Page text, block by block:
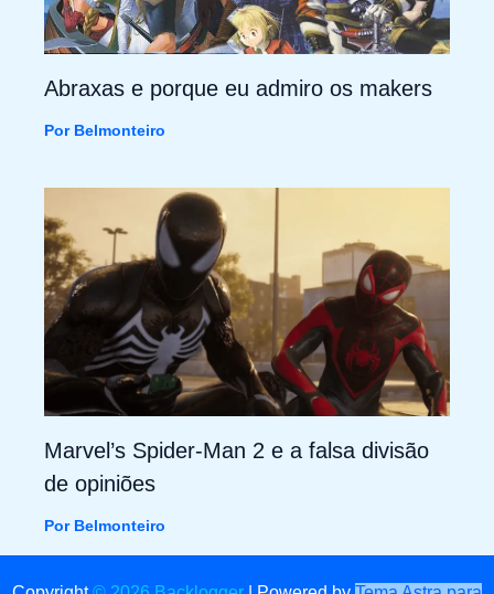
Abraxas e porque eu admiro os makers
Por Belmonteiro
Marvel’s Spider-Man 2 e a falsa divisão
de opiniões
Por Belmonteiro